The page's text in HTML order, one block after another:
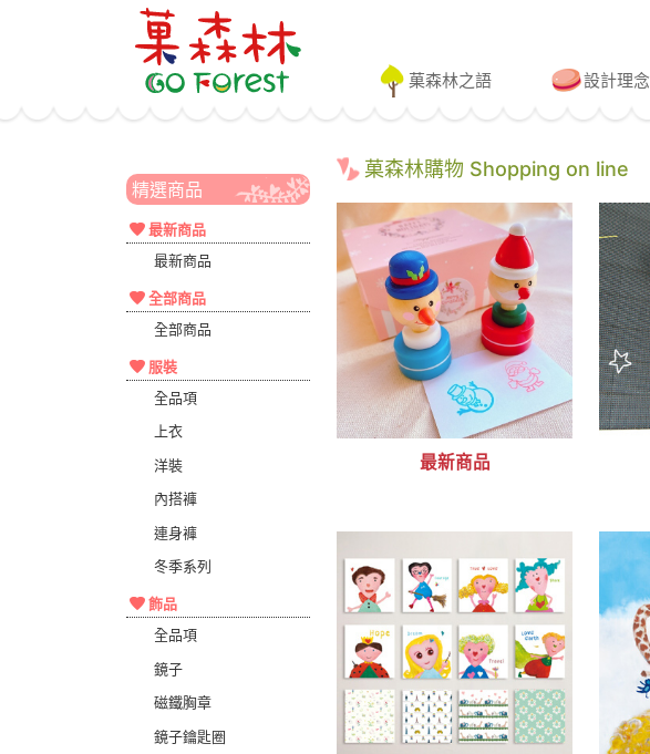
菓森林之語 設計理念
精選商品
最新商品
最新商品
全部商品
全部商品
服裝
全品項
上衣
洋裝
內搭褲
連身褲
冬季系列
飾品
全品項
鏡子
磁鐵胸章
鏡子鑰匙圈
菓森林購物 Shopping on line
最新商品